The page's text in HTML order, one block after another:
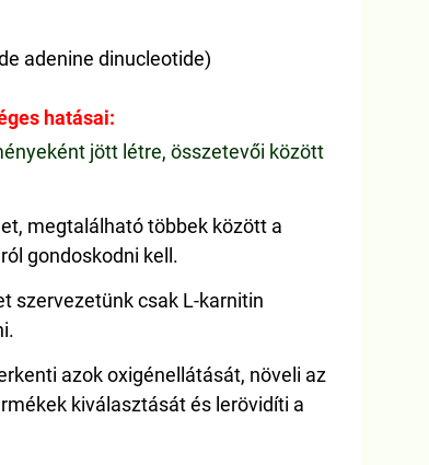
adenine dinucleotide)
hatásai:
jött létre, összetevői között
megtalálható többek között a
gondoskodni kell.
szervezetünk csak L-karnitin
azok oxigénellátását, növeli az
kiválasztását és lerövidíti a